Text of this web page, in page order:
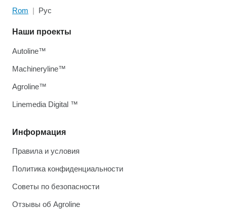
Rom Рус
Информация
Правила и условия
Политика конфиденциальности
Советы по безопасности
Отзывы об Agroline
Наши проекты
Autoline™
Machineryline™
Agroline™
Linemedia Digital ™